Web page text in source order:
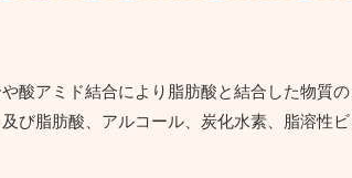
酸アミド結合により脂肪酸と結合した物質
び脂肪酸、アルコール、炭化水素、脂溶性